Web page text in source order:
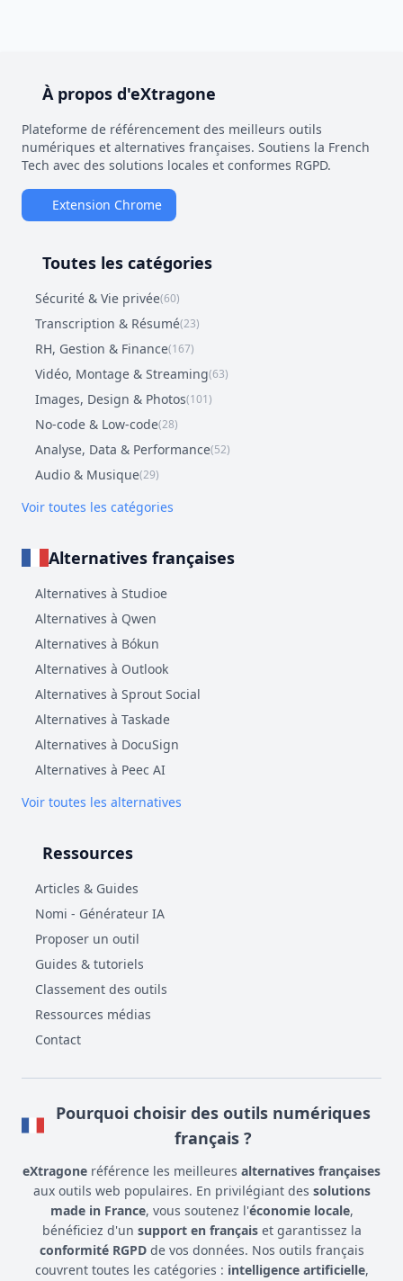
À propos d'eXtragone
Plateforme de référencement des meilleurs outils
numériques et alternatives françaises. Soutiens la French
Tech avec des solutions locales et conformes RGPD.
Extension Chrome
Toutes les catégories
Sécurité & Vie privée(60)
Transcription & Résumé(23)
RH, Gestion & Finance(167)
Vidéo, Montage & Streaming(63)
Images, Design & Photos(101)
No-code & Low-code(28)
Analyse, Data & Performance(52)
Audio & Musique(29)
Voir toutes les catégories
Alternatives françaises
Alternatives à Studioe
Alternatives à Qwen
Alternatives à Bókun
Alternatives à Outlook
Alternatives à Sprout Social
Alternatives à Taskade
Alternatives à DocuSign
Alternatives à Peec AI
Voir toutes les alternatives
Ressources
Articles & Guides
Nomi - Générateur IA
Proposer un outil
Guides & tutoriels
Classement des outils
Ressources médias
Contact
Pourquoi choisir des outils numériques
français ?
eXtragone référence les meilleures alternatives françaises
aux outils web populaires. En privilégiant des solutions
made in France, vous soutenez l'économie locale,
bénéficiez d'un support en françaiset garantissez la
conformité RGPDde vos données. Nos outils français
couvrent toutes les catégories : intelligence artificielle,